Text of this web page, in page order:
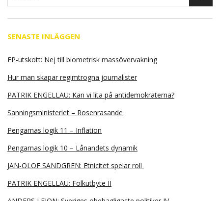
SENASTE INLÄGGEN
EP-utskott: Nej till biometrisk massövervakning
Hur man skapar regimtrogna journalister
PATRIK ENGELLAU: Kan vi lita på antidemokraterna?
Sanningsministeriet – Rosenrasande
Pengarnas logik 11 – Inflation
Pengarnas logik 10 – Lånandets dynamik
JAN-OLOF SANDGREN: Etnicitet spelar roll
PATRIK ENGELLAU: Folkutbyte II